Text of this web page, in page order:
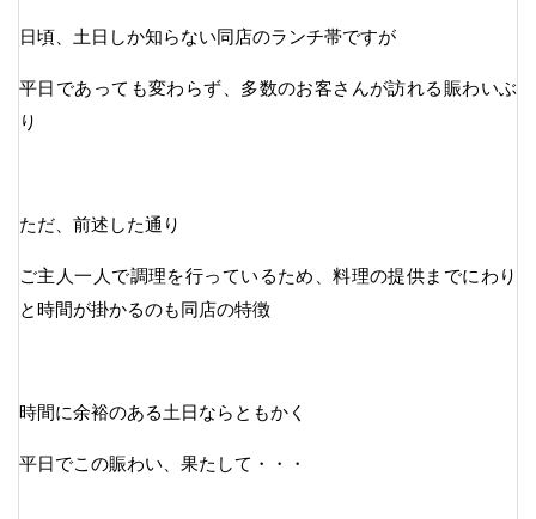
日頃、土日しか知らない同店のランチ帯ですが
平日であっても変わらず、多数のお客さんが訪れる賑わいぶ
り
ただ、前述した通り
ご主人一人で調理を行っているため、料理の提供までにわり
と時間が掛かるのも同店の特徴
時間に余裕のある土日ならともかく
平日でこの賑わい、果たして・・・